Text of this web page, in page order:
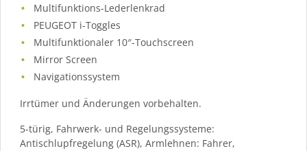
Multifunktions-Lederlenkrad
PEUGEOT i-Toggles
Multifunktionaler 10″-Touchscreen
Mirror Screen
Navigationssystem
Irrtümer und Änderungen vorbehalten.
5-türig, Fahrwerk- und Regelungssysteme:
Antischlupfregelung (ASR), Armlehnen: Fahrer,